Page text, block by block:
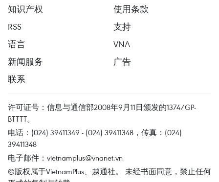
知识产权
使用条款
RSS
支持
语言
VNA
新闻服务
广告
联系
许可证号：信息与通信部2008年9月11日颁发的1374/GP-
BTTTT。
电话：(024) 39411349 - (024) 39411348，传真：(024)
39411348
电子邮件： vietnamplus@vnanet.vn
©版权属于VietnamPlus、越通社。 未经书面同意，禁止任何